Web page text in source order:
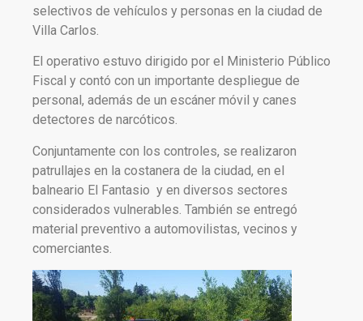
selectivos de vehículos y personas en la ciudad de
Villa Carlos.
El operativo estuvo dirigido por el Ministerio Público
Fiscal y contó con un importante despliegue de
personal, además de un escáner móvil y canes
detectores de narcóticos.
Conjuntamente con los controles, se realizaron
patrullajes en la costanera de la ciudad, en el
balneario El Fantasio y en diversos sectores
considerados vulnerables. También se entregó
material preventivo a automovilistas, vecinos y
comerciantes.